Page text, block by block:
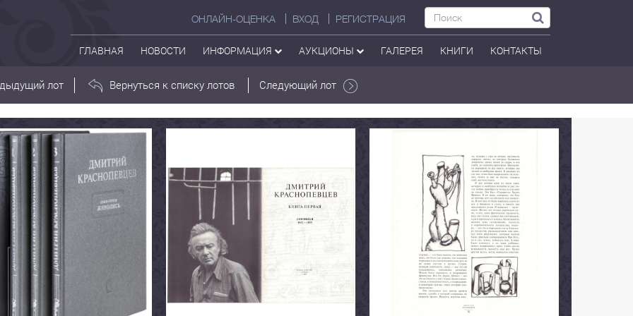
ОНЛАЙН-ОЦЕНКА ВХОД РЕГИСТРАЦИЯ
ГЛАВНАЯ НОВОСТИ ИНФОРМАЦИЯ АУКЦИОНЫ ГАЛЕРЕЯ КНИГИ КОНТАКТЫ
лот Вернуться к списку лотов Следующий лот